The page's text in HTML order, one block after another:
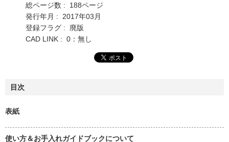
総ページ数 : 188ページ
発行年月 : 2017年03月
登録フラグ : 廃版
CAD LINK : 0：無し
目次
表紙
使い方＆お手入れガイドブックについて